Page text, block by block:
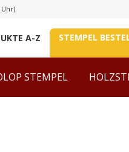
Uhr)
A-Z STEMPEL
STEMPEL